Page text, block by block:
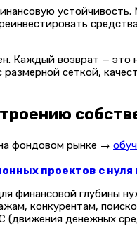
Каждый возврат — это
размерной сеткой,
фондовом рынке →
проектов с нуля
финансовой глубины
конкурентам,
(движения денежных